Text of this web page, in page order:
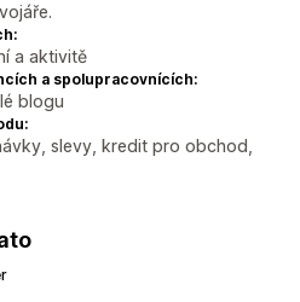
a aktivitě
a spolupracovnících:
blogu
slevy, kredit pro obchod,